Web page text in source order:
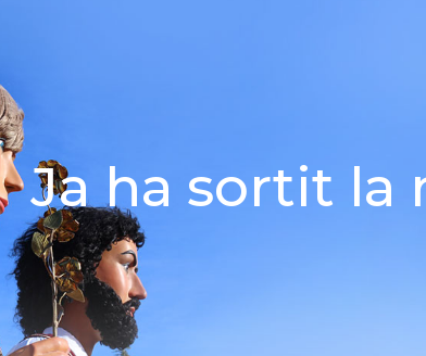
Ja ha sortit la